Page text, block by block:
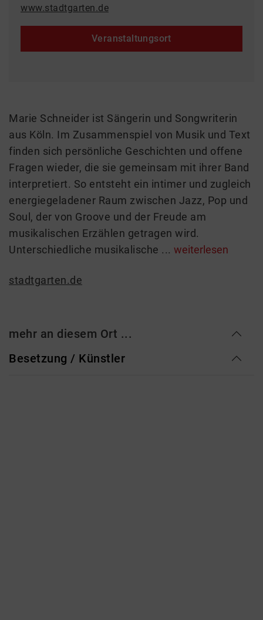
www.stadtgarten.de
Veranstaltungsort
Marie Schneider ist Sängerin und Songwriterin
aus Köln. Im Zusammenspiel von Musik und Text
finden sich persönliche Geschichten und offene
Fragen wieder, die sie gemeinsam mit ihrer Band
interpretiert. So entsteht ein intimer und zugleich
energiegeladener Raum zwischen Jazz, Pop und
Soul, der von Groove und der Freude am
musikalischen Erzählen getragen wird.
Unterschiedliche musikalische ... weiterlesen
stadtgarten.de
mehr an diesem Ort ...
Besetzung / Künstler